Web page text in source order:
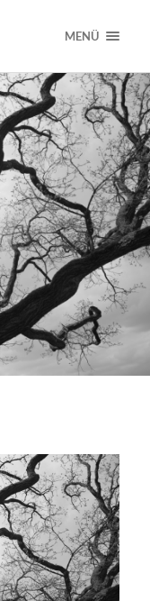
MENÜ